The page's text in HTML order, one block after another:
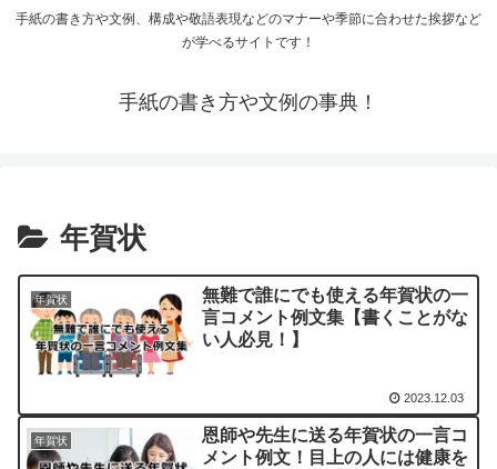
手紙の書き方や文例、構成や敬語表現などのマナーや季節に合わせた挨拶など
が学べるサイトです！
手紙の書き方や文例の事典！
年賀状
年賀状
無難で誰にでも使える年賀状の一
言コメント例文集【書くことがな
い人必見！】
2023.12.03
年賀状
恩師や先生に送る年賀状の一言コ
メント例文！目上の人には健康を